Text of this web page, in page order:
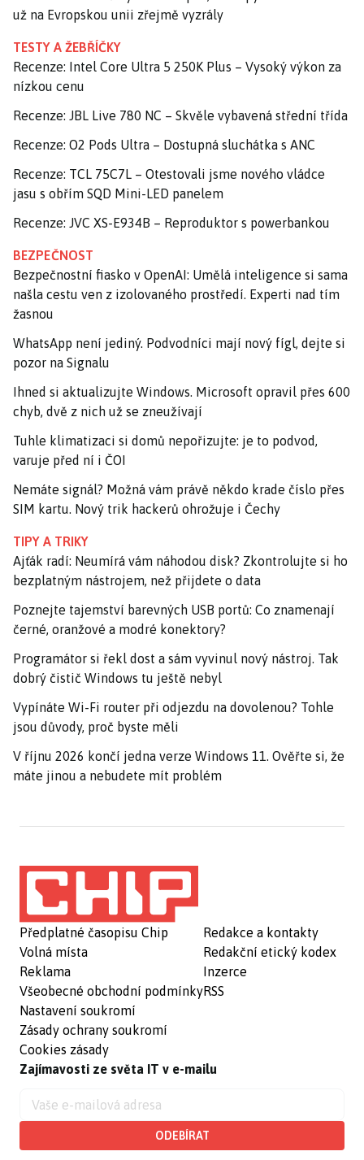
už na Evropskou unii zřejmě vyzrály
TESTY A ŽEBŘÍČKY
Recenze: Intel Core Ultra 5 250K Plus – Vysoký výkon za
nízkou cenu
Recenze: JBL Live 780 NC – Skvěle vybavená střední třída
Recenze: O2 Pods Ultra – Dostupná sluchátka s ANC
Recenze: TCL 75C7L – Otestovali jsme nového vládce
jasu s obřím SQD Mini-LED panelem
Recenze: JVC XS-E934B – Reproduktor s powerbankou
BEZPEČNOST
Bezpečnostní fiasko v OpenAI: Umělá inteligence si sama
našla cestu ven z izolovaného prostředí. Experti nad tím
žasnou
WhatsApp není jediný. Podvodníci mají nový fígl, dejte si
pozor na Signalu
Ihned si aktualizujte Windows. Microsoft opravil přes 600
chyb, dvě z nich už se zneužívají
Tuhle klimatizaci si domů nepořizujte: je to podvod,
varuje před ní i ČOI
Nemáte signál? Možná vám právě někdo krade číslo přes
SIM kartu. Nový trik hackerů ohrožuje i Čechy
TIPY A TRIKY
Ajťák radí: Neumírá vám náhodou disk? Zkontrolujte si ho
bezplatným nástrojem, než přijdete o data
Poznejte tajemství barevných USB portů: Co znamenají
černé, oranžové a modré konektory?
Programátor si řekl dost a sám vyvinul nový nástroj. Tak
dobrý čistič Windows tu ještě nebyl
Vypínáte Wi-Fi router při odjezdu na dovolenou? Tohle
jsou důvody, proč byste měli
V říjnu 2026 končí jedna verze Windows 11. Ověřte si, že
máte jinou a nebudete mít problém
Předplatné časopisu Chip
Volná místa
Reklama
Všeobecné obchodní podmínky
Nastavení soukromí
Zásady ochrany soukromí
Cookies zásady
Redakce a kontakty
Redakční etický kodex
Inzerce
RSS
Zajímavosti ze světa IT v e-mailu
ODEBÍRAT